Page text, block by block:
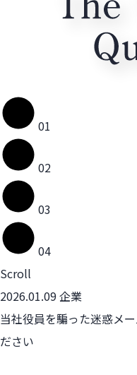
01
02
03
04
Scroll
2026.01.09企業
当社役員を騙った迷惑メ
ださい